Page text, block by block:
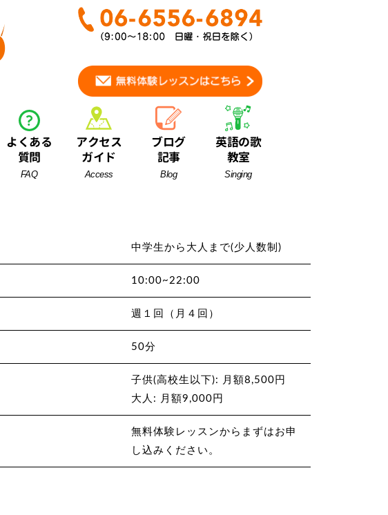
よくある
質問
FAQ
アクセス
ガイド
Access
ブログ
記事
Blog
英語の歌
教室
Singing
中学生から大人まで(少人数制)
10:00~22:00
週１回（月４回）
50分
子供(高校生以下): 月額8,500円
大人: 月額9,000円
無料体験レッスンからまずはお申
し込みください。